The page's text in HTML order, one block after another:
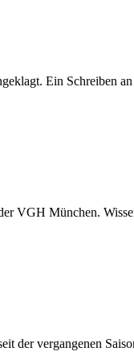
Ein Schreiben
VGH München.
der vergangenen